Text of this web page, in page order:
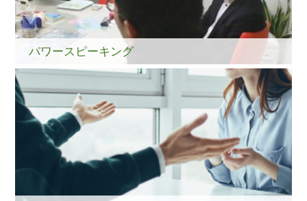
パワースピーキング